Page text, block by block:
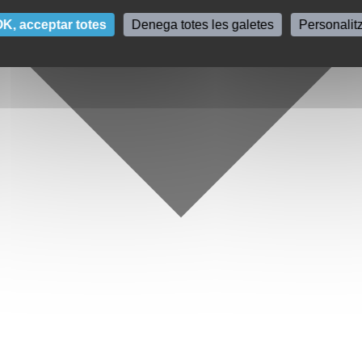
acceptar totes Denega totes les galetes